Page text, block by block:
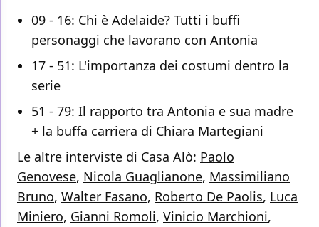
09 - 16: Chi è Adelaide? Tutti i buffi
personaggi che lavorano con Antonia
17 - 51: L'importanza dei costumi dentro la
serie
51 - 79: Il rapporto tra Antonia e sua madre
+ la buffa carriera di Chiara Martegiani
Le altre interviste di Casa Alò: Paolo
Genovese, Nicola Guaglianone, Massimiliano
Bruno, Walter Fasano, Roberto De Paolis, Luca
Miniero, Gianni Romoli, Vinicio Marchioni,